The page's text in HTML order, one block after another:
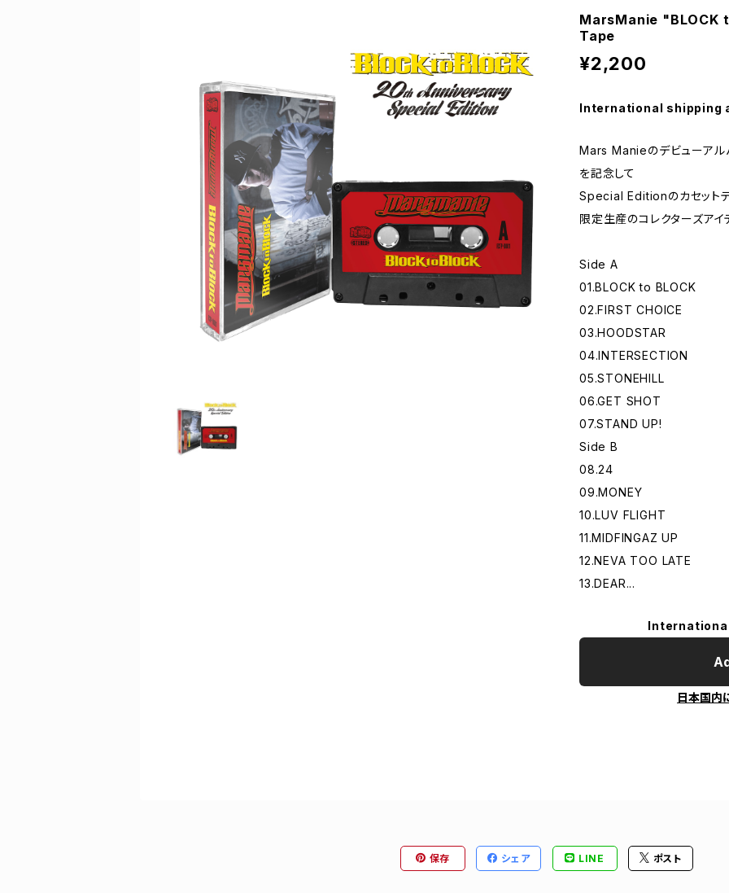
MarsManie "BLOCK
Tape
¥2,200
International shipping
Mars Manieのデビューア
を記念して
Special Editionのカセット
限定生産のコレクターズアイ
Side A
01.BLOCK to BLOCK
02.FIRST CHOICE
03.HOODSTAR
04.INTERSECTION
05.STONEHILL
06.GET SHOT
07.STAND UP!
Side B
08.24
09.MONEY
10.LUV FLIGHT
11.MIDFINGAZ UP
12.NEVA TOO LATE
13.DEAR...
日本国内
保存 シェア LINE ポスト